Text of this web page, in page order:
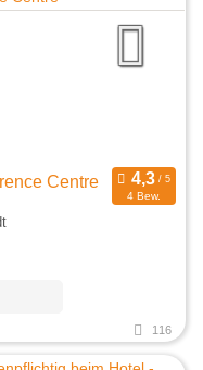
Centre
4 Bew.
116